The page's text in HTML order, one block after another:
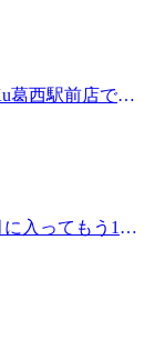
すっきりしな
、少しだけ日常
間を作ってみま
していくこと
だるさが気にな
すいお時間にな
タイミングが合
になる方はお早
重だるさから少
は変動いたしま
葛西駅前店で
お身体を休める
は「爽快ヘッド
パ系のオプショ
で、首肩まわり
ボディケアやフ
れをよりすっき
でご案内が可能
夕方に、炭酸泡
入ってもう1週
させていただく
め、ご来店予定
日土曜日は14：